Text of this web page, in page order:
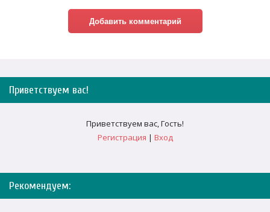
Приветствуем вас!
Приветствуем вас,Гость!
Регистрация | Вход
Рекомендуем: